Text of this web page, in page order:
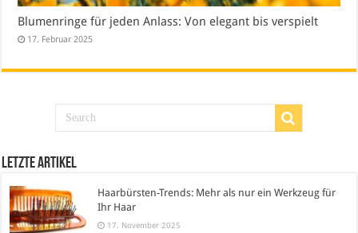
Blumenringe für jeden Anlass: Von elegant bis verspielt
17. Februar 2025
Letzte Artikel
Haarbürsten-Trends: Mehr als nur ein Werkzeug für
Ihr Haar
17. November 2025